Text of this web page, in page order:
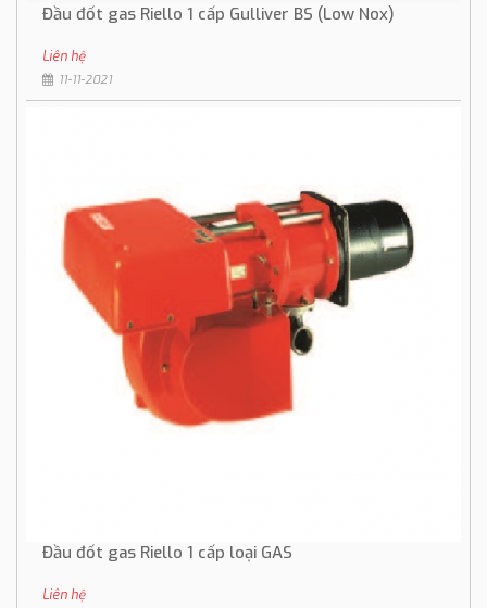
Đầu đốt gas Riello 1 cấp Gulliver BS (Low Nox)
Liên hệ
11-11-2021
Đầu đốt gas Riello 1 cấp loại GAS
Liên hệ